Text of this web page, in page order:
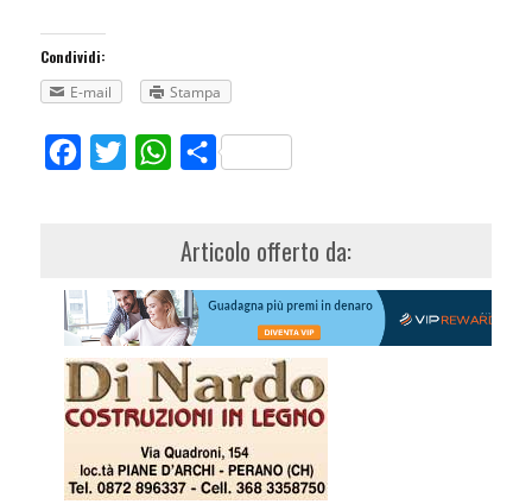
Condividi:
E-mail
Stampa
FacebookTwitterWhatsApp
Share
Articolo offerto da: